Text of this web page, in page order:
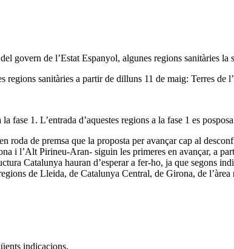
govern de l’Estat Espanyol, algunes regions sanitàries la
regions sanitàries a partir de dilluns 11 de maig: Terres de
1. L’entrada d’aquestes regions a la fase 1 es
roda de premsa que la proposta per avançar cap al
i l’Alt Pirineu-Aran- siguin les primeres en avançar, a
Catalunya hauran d’esperar a fer-ho, ja que segons
de Lleida, de Catalunya Central, de Girona, de
indicacions.